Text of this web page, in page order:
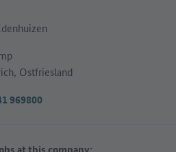
Ostfriesland
969800